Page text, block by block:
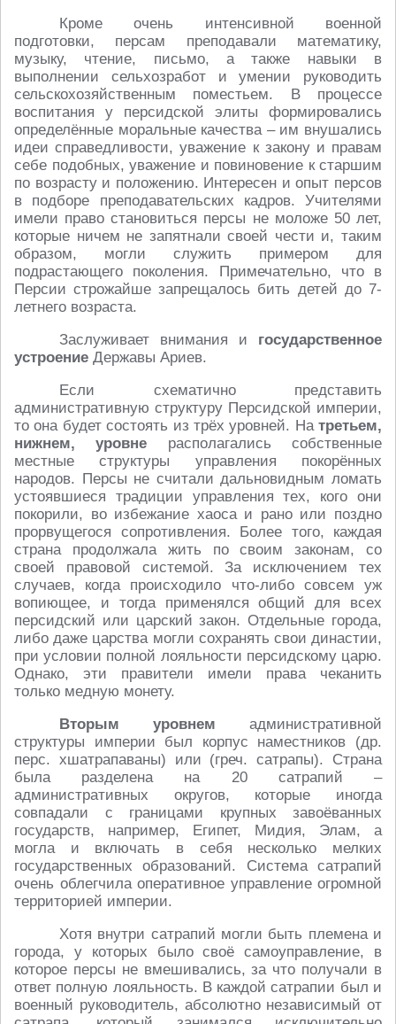
Кроме очень интенсивной военной
подготовки, персам преподавали математику,
музыку, чтение, письмо, а также навыки в
выполнении сельхозработ и умении руководить
сельскохозяйственным поместьем. В процессе
воспитания у персидской элиты формировались
определённые моральные качества – им внушались
идеи справедливости, уважение к закону и правам
себе подобных, уважение и повиновение к старшим
по возрасту и положению. Интересен и опыт персов
в подборе преподавательских кадров. Учителями
имели право становиться персы не моложе 50 лет,
которые ничем не запятнали своей чести и, таким
образом, могли служить примером для
подрастающего поколения. Примечательно, что в
Персии строжайше запрещалось бить детей до 7-
летнего возраста.
Заслуживает внимания и государственное
устроение Державы Ариев.
Если схематично представить
административную структуру Персидской империи,
то она будет состоять из трёх уровней. На третьем,
нижнем, уровне располагались собственные
местные структуры управления покорённых
народов. Персы не считали дальновидным ломать
устоявшиеся традиции управления тех, кого они
покорили, во избежание хаоса и рано или поздно
прорвущегося сопротивления. Более того, каждая
страна продолжала жить по своим законам, со
своей правовой системой. За исключением тех
случаев, когда происходило что-либо совсем уж
вопиющее, и тогда применялся общий для всех
персидский или царский закон. Отдельные города,
либо даже царства могли сохранять свои династии,
при условии полной лояльности персидскому царю.
Однако, эти правители имели права чеканить
только медную монету.
Вторым уровнем административной
структуры империи был корпус наместников (др.
перс. хшатрапаваны) или (греч. сатрапы). Страна
была разделена на 20 сатрапий –
административных округов, которые иногда
совпадали с границами крупных завоёванных
государств, например, Египет, Мидия, Элам, а
могла и включать в себя несколько мелких
государственных образований. Система сатрапий
очень облегчила оперативное управление огромной
территорией империи.
Хотя внутри сатрапий могли быть племена и
города, у которых было своё самоуправление, в
которое персы не вмешивались, за что получали в
ответ полную лояльность. В каждой сатрапии был и
военный руководитель, абсолютно независимый от